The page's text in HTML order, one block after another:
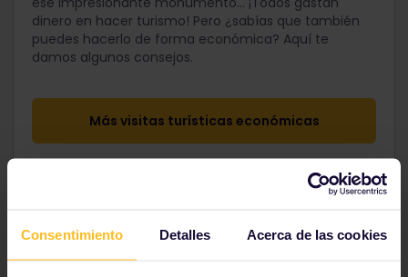
Consentimiento Detalles Acerca de las cookies
dinero en hacer turismo! Pero ¿sabías que también
puedes hacerlo de forma económica? Aquí te
damos algunos consejos.
Más visitas turísticas económicas